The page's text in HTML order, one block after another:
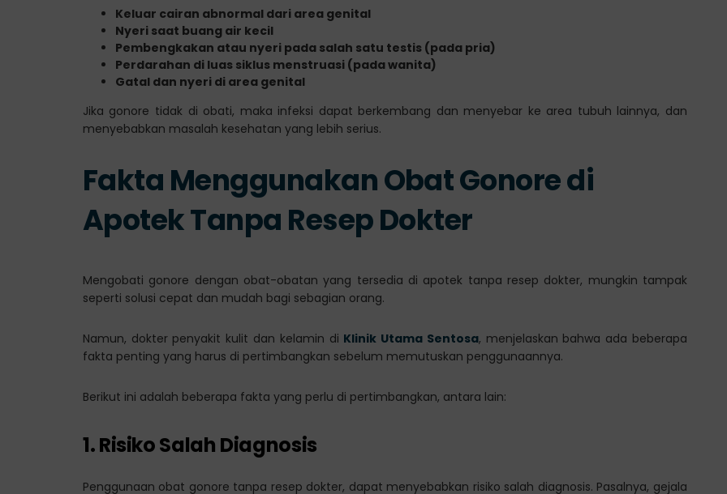
Keluar cairan abnormal dari area genital
Nyeri saat buang air kecil
Pembengkakan atau nyeri pada salah satu testis (pada pria)
Perdarahan di luas siklus menstruasi (pada wanita)
Gatal dan nyeri di area genital
Jika gonore tidak di obati, maka infeksi dapat berkembang dan menyebar ke area tubuh lainnya, dan
menyebabkan masalah kesehatan yang lebih serius.
Fakta Menggunakan Obat Gonore di
Apotek Tanpa Resep Dokter
Mengobati gonore dengan obat-obatan yang tersedia di apotek tanpa resep dokter, mungkin tampak
seperti solusi cepat dan mudah bagi sebagian orang.
Namun, dokter penyakit kulit dan kelamin di Klinik Utama Sentosa, menjelaskan bahwa ada beberapa
fakta penting yang harus di pertimbangkan sebelum memutuskan penggunaannya.
Berikut ini adalah beberapa fakta yang perlu di pertimbangkan, antara lain:
1. Risiko Salah Diagnosis
Penggunaan obat gonore tanpa resep dokter, dapat menyebabkan risiko salah diagnosis. Pasalnya, gejala